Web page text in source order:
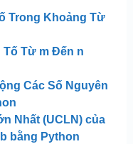
Trong Khoảng Từ
Tố Từ m Đến n
Các Số Nguyên
Nhất (UCLN) của
bằng Python